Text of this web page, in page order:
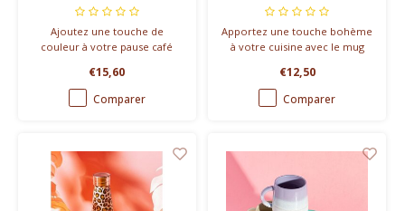
Ajoutez une touche de
couleur à votre pause café
tasse et soucoupe Frida Kahlo
! Céramique peinte à la main
avec soucoupe en forme de
€15,60
Comparer
Apportez une touche bohème
à votre cuisine avec le mug
en rose, turquoise et jaune, il
allie charme rustique et
douceur pour des instants
€12,50
Comparer